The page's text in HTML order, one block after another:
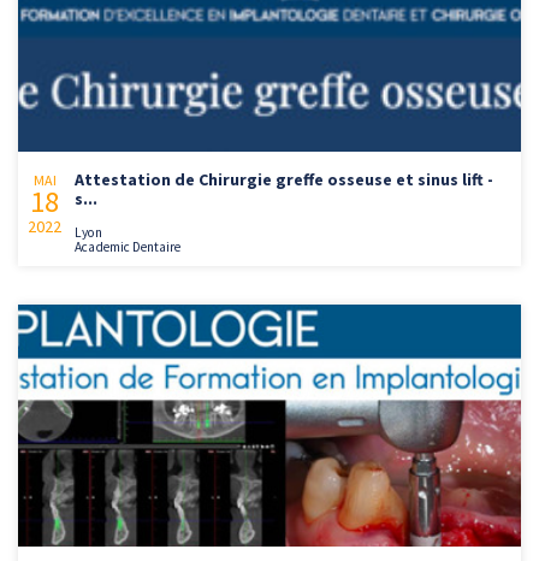
MAI
18
2022
Attestation de Chirurgie greffe osseuse et sinus lift -
s...
Lyon
Academic Dentaire